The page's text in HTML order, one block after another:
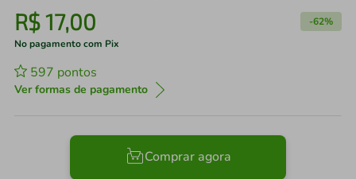
R$17,00 -62%
No pagamento com Pix
597 pontos
Ver formas de pagamento
Comprar agora